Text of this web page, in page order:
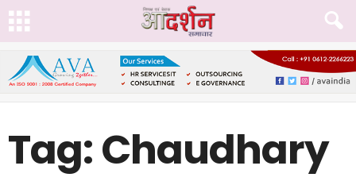
Tag: Chaudhary